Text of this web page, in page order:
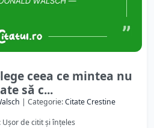
ceea ce mintea nu
să c...
| Categorie:Citate Crestine
Ușor de citit și înțeles